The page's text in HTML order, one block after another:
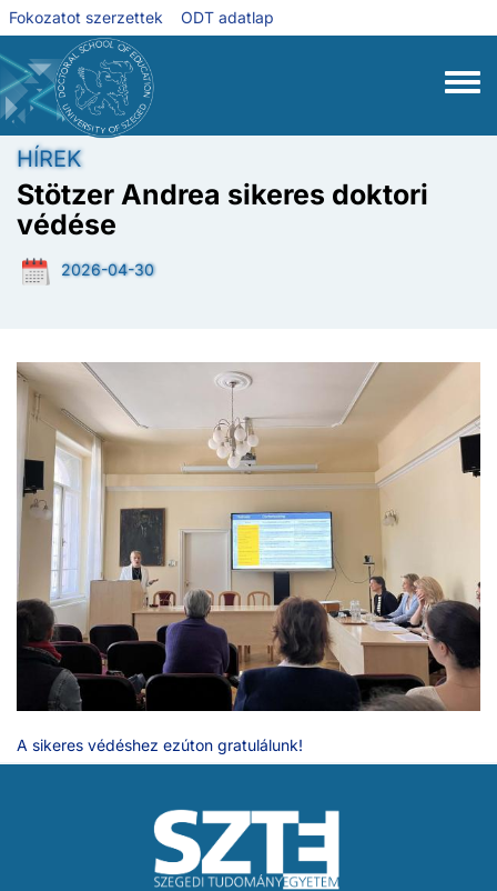
Ugrás a tartalomra
Fokozatot szerzettek ODT adatlap
HÍREK
Stötzer Andrea sikeres doktori
védése
2026-04-30
A sikeres védéshez ezúton gratulálunk!